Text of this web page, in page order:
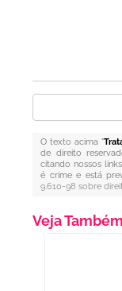
O texto acima "
de direito
citando nossos
é crime e está
9.610-98 sobre
Veja Também